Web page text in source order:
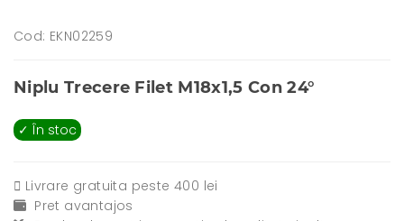
Cod: EKN02259
Niplu Trecere Filet M18x1,5 Con 24°
✓ În stoc
Livrare gratuita peste 400 lei
Pret avantajos